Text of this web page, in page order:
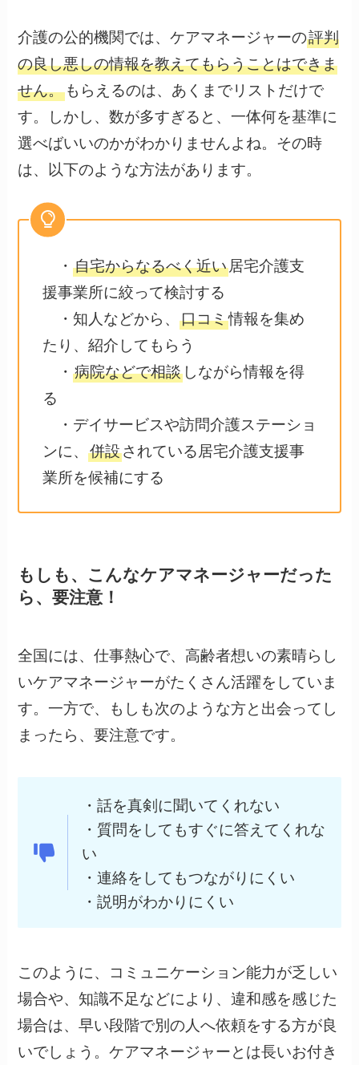
介護の公的機関では、ケアマネージャーの評判
の良し悪しの情報を教えてもらうことはできま
せん。もらえるのは、あくまでリストだけで
す。しかし、数が多すぎると、一体何を基準に
選べばいいのかがわかりませんよね。その時
は、以下のような方法があります。
・ 自宅からなるべく近い居宅介護支
援事業所に絞って検討する
・知人などから、 口コミ情報を集め
たり、紹介してもらう
・ 病院などで相談しながら情報を得
る
・デイサービスや訪問介護ステーショ
ンに、 併設されている居宅介護支援事
業所を候補にする
もしも、こんなケアマネージャーだった
ら、要注意！
全国には、仕事熱心で、高齢者想いの素晴らし
いケアマネージャーがたくさん活躍をしていま
す。一方で、もしも次のような方と出会ってし
まったら、要注意です。
・話を真剣に聞いてくれない
・質問をしてもすぐに答えてくれな
い
・連絡をしてもつながりにくい
・説明がわかりにくい
このように、コミュニケーション能力が乏しい
場合や、知識不足などにより、違和感を感じた
場合は、早い段階で別の人へ依頼をする方が良
いでしょう。ケアマネージャーとは長いお付き